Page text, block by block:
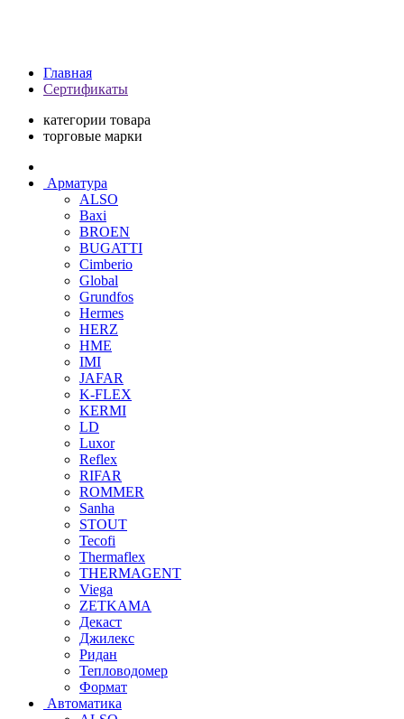
Главная
Сертификаты
категории товара
торговые марки
Арматура
ALSO
Baxi
BROEN
BUGATTI
Cimberio
Global
Grundfos
Hermes
HERZ
HME
IMI
JAFAR
K-FLEX
KERMI
LD
Luxor
Reflex
RIFAR
ROMMER
Sanha
STOUT
Tecofi
Thermaflex
THERMAGENT
Viega
ZETKAMA
Декаст
Джилекс
Ридан
Тепловодомер
Формат
Автоматика